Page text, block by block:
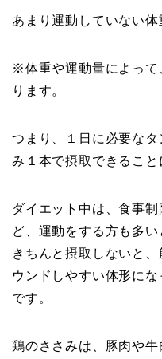
あまり運動していない
※体重や運動量によって
ります。
つまり、１日に必要な
み１本で摂取できること
ダイエット中は、食事
ど、運動をする方も多
きちんと摂取しないと
ウンドしやすい体形に
です。
鶏のささみは、豚肉や